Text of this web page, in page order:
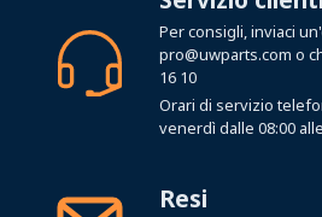
Per consigli, inviaci
pro@uwparts.com o
16 10
Orari di servizio
venerdì dalle 08:00
Resi